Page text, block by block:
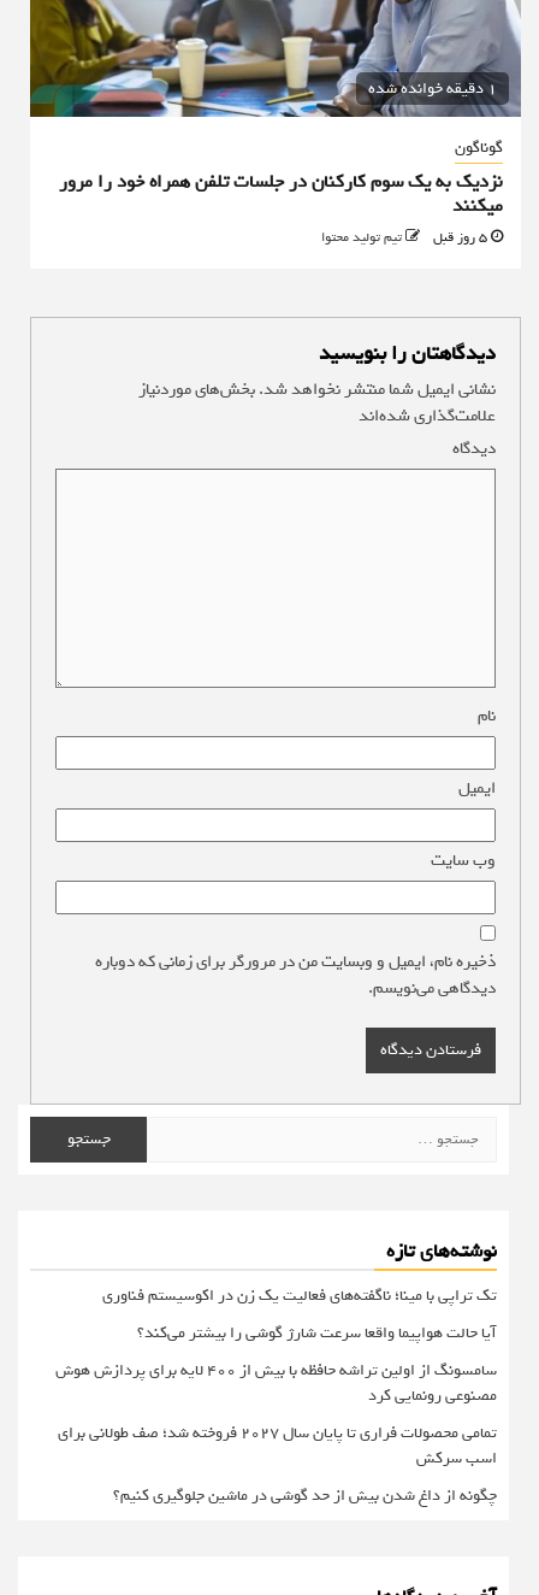
1 دقیقه خوانده شده
گوناگون
نزدیک به یک سوم کارکنان در جلسات تلفن همراه خود را مرور
میکنند
تیم تولید محتوا
دیدگاهتان را بنویسید
نشانی ایمیل شما منتشر نخواهد شد.بخش‌های موردنیاز
علامت‌گذاری شده‌اند
دیدگاه
نام
ایمیل
وب‌ سایت
ذخیره نام، ایمیل و وبسایت من در مرورگر برای زمانی که دوباره
دیدگاهی می‌نویسم.
برای:
نوشته‌های تازه
تک تراپی با مینا؛ ناگفته‌های فعالیت یک زن در اکوسیستم فناوری
آیا حالت هواپیما واقعا سرعت شارژ گوشی را بیشتر می‌کند؟
سامسونگ از اولین تراشه حافظه با بیش از ۴۰۰ لایه برای پردازش هوش
مصنوعی رونمایی کرد
تمامی محصولات فراری تا پایان سال ۲۰۲۷ فروخته شد؛ صف طولانی برای
اسب سرکش
چگونه از داغ شدن بیش از حد گوشی در ماشین جلوگیری کنیم؟